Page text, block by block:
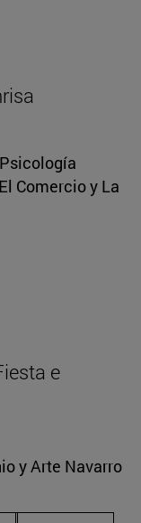
Comercio y La
e
y Arte Navarro